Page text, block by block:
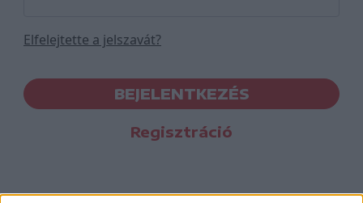
Elfelejtette a jelszavát?
BEJELENTKEZÉS
Regisztráció